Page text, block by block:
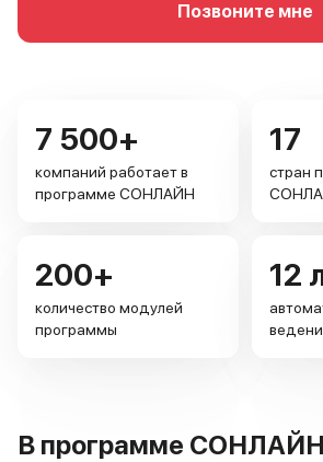
Позвоните мне
7 500+
компаний работает в
программе СОНЛАЙН
17
стран
200+
количество модулей
программы
12
В программе